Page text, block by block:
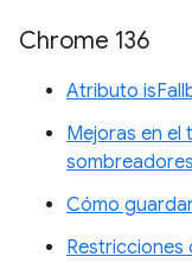
Chrome 136
Atributo
Mejoras en el
Cómo
Restricciones